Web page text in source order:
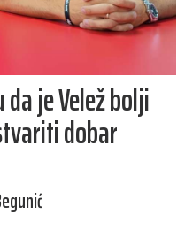
je Velež bolji
dobar